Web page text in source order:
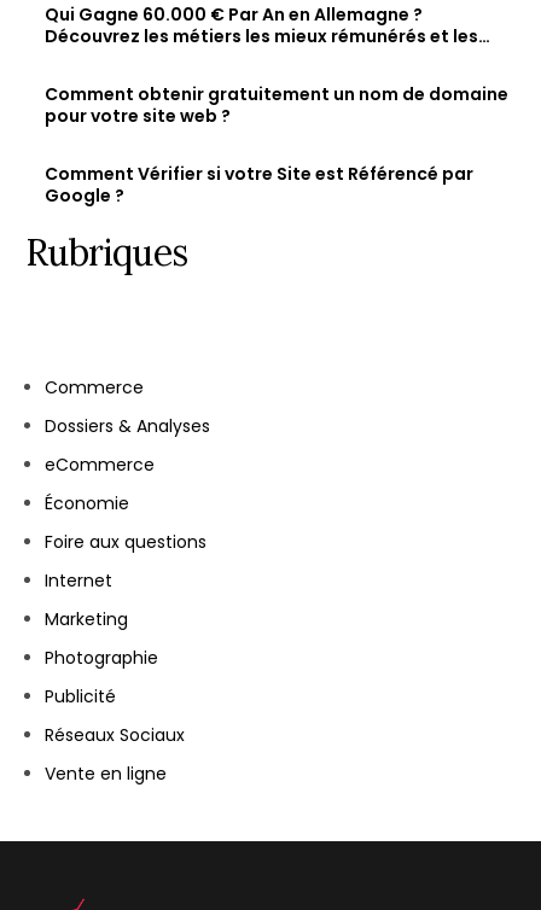
Qui Gagne 60.000 € Par An en Allemagne ?
Découvrez les métiers les mieux rémunérés et les
Comment obtenir gratuitement un nom de domaine
pour votre site web ?
Comment Vérifier si votre Site est Référencé par
Google ?
Rubriques
Commerce
Dossiers & Analyses
eCommerce
Économie
Foire aux questions
Internet
Marketing
Photographie
Publicité
Réseaux Sociaux
Vente en ligne